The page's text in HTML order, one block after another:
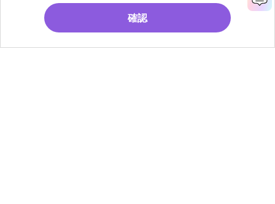
無料お試し
確認